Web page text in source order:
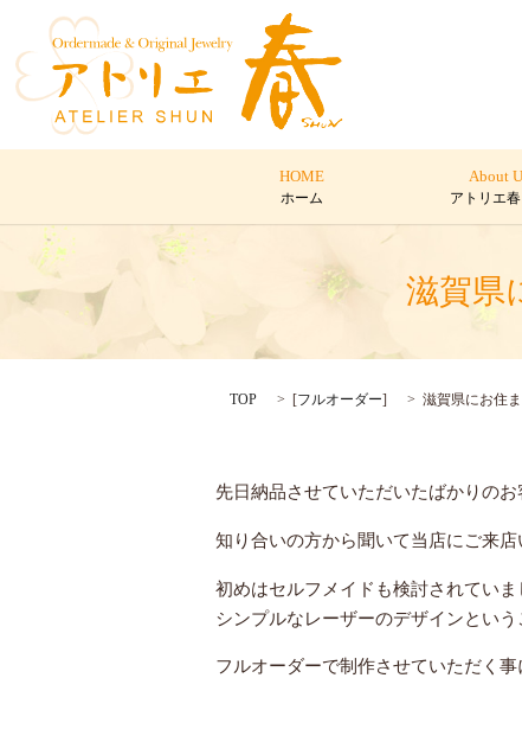
HOME
ホーム
About
アトリエ
滋賀県
TOP [フルオーダー] 滋賀県にお住
先日納品させていただいたばかりの
知り合いの方から聞いて当店にご来店
初めはセルフメイドも検討されていま
シンプルなレーザーのデザインという
フルオーダーで制作させていただく事